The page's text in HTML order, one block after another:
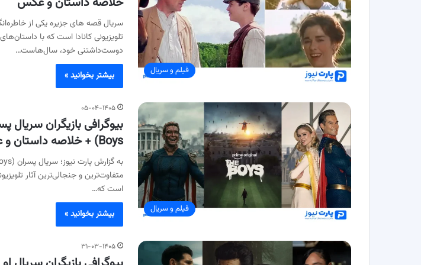
فیلم و سریال
سریال قصه های جزیره یکی از
تلویزیونی کانادا است که با
دوست‌داشتنی خود، سال‌هاست…
بیشتر بخوانید »
فیلم و سریال
۰۵-۰۴-۱۴۰۵
Boys) + خلاصه داستان و عکس
متفاوت‌ترین و جنجالی‌ترین آثار
است که…
بیشتر بخوانید »
۳۱-۰۳-۱۴۰۵